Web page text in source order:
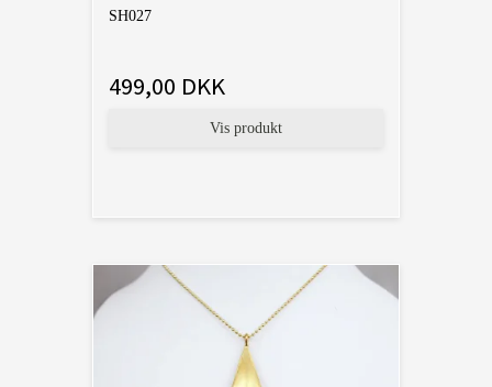
SH027
499,00 DKK
Vis produkt